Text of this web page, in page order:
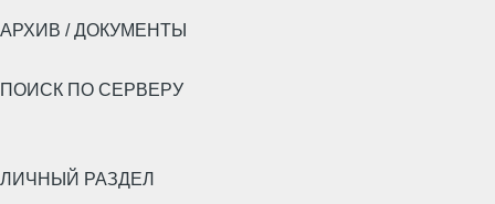
АРХИВ / ДОКУМЕНТЫ
ПОИСК ПО СЕРВЕРУ
ЛИЧНЫЙ РАЗДЕЛ